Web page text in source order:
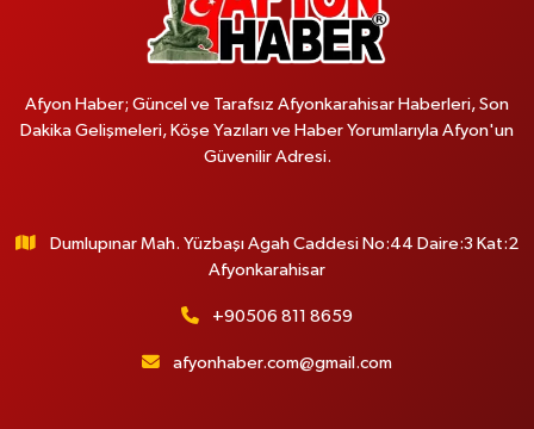
Afyon Haber; Güncel ve Tarafsız Afyonkarahisar Haberleri, Son
Dakika Gelişmeleri, Köşe Yazıları ve Haber Yorumlarıyla Afyon'un
Güvenilir Adresi.
Dumlupınar Mah. Yüzbaşı Agah Caddesi No:44 Daire:3 Kat:2
Afyonkarahisar
+90506 811 8659
afyonhaber.com@gmail.com